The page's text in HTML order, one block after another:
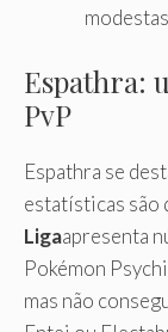
Espathra:
PvP
Espathra se
estatísticas são
Ligaapresenta
Pokémon
mas não